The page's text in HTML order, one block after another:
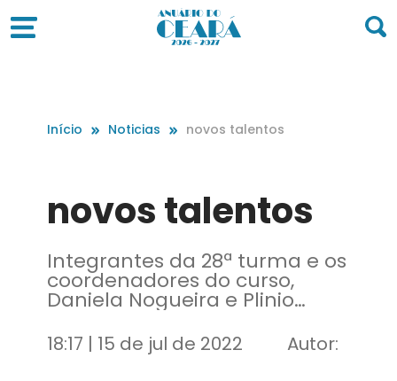
Início Noticias novos talentos
novos talentos
Integrantes da 28ª turma e os
coordenadores do curso,
Daniela Nogueira e Plinio
18:17 | 15 de jul de 2022 Autor: